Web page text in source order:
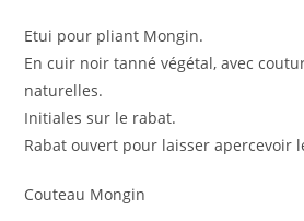
Etui pour pliant Mongin.
En cuir noir tanné végétal, avec
naturelles.
Initiales sur le rabat.
Rabat ouvert pour laisser apercevoir
Couteau Mongin